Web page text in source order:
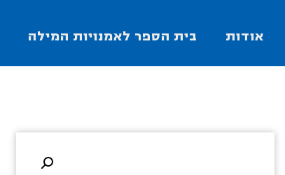
אודות בית הספר לאמנויות המילה